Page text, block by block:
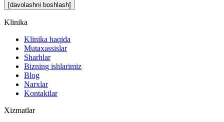
Klinika
Klinika haqida
Mutaxassislar
Sharhlar
Bizning ishlarimiz
Blog
Narxlar
Kontaktlar
Xizmatlar